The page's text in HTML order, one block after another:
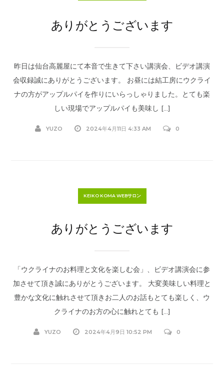
ありがとうございます
昨日は仙台高麗屋にて本音で生きて下さい講演会、ビデオ講演
会収録誠にありがとうございます。 お昼には結工房にウクライ
ナの方がアップルパイを作りにいらっしゃりました。とても楽
しい現場でアップルパイも美味し […]
YUZO 2024年4月11日 4:33 AM 0
KEIKO KOMA WEBサロン
ありがとうございます
「ウクライナのお料理と文化を楽しむ会」、ビデオ講演会に参
加させて頂き誠にありがとうございます。 大変美味しい料理と
豊かな文化に触れさせて頂きお二人のお話もとても楽しく、ウ
クライナのお方の心に触れとても […]
YUZO 2024年4月9日 10:52 PM 0